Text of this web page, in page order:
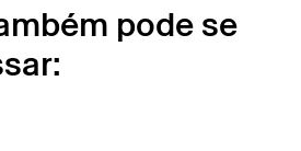
pode se